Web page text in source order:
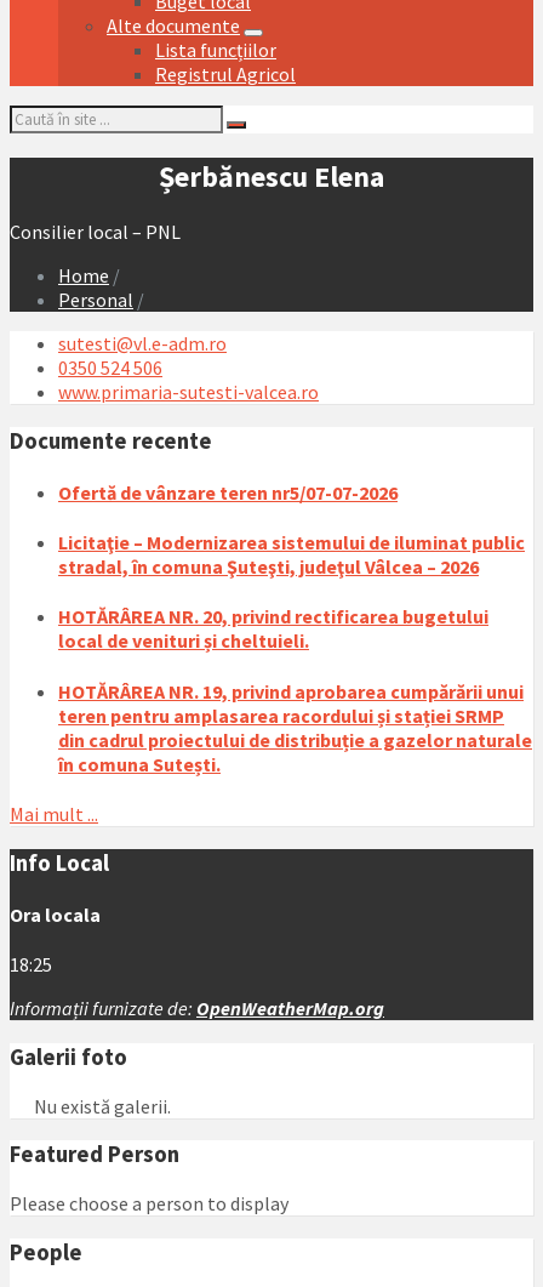
Alte documente
Lista funcțiilor
Registrul Agricol
Search:
Șerbănescu Elena
Consilier local – PNL
Home /
Personal /
sutesti@vl.e-adm.ro
0350 524 506
www.primaria-sutesti-valcea.ro
Documente recente
Ofertă de vânzare teren nr5/07-07-2026
Licitaţie – Modernizarea sistemului de iluminat public
stradal, în comuna Şuteşti, judeţul Vâlcea – 2026
HOTĂRÂREA NR. 20, privind rectificarea bugetului
local de venituri și cheltuieli.
HOTĂRÂREA NR. 19, privind aprobarea cumpărării unui
teren pentru amplasarea racordului și stației SRMP
din cadrul proiectului de distribuție a gazelor naturale
în comuna Sutești.
Mai mult ...
Info Local
Ora locala
18:25
Informații furnizate de: OpenWeatherMap.org
Galerii foto
Nu există galerii.
Featured Person
Please choose a person to display
People